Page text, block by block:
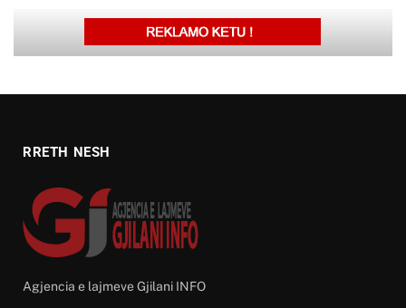
RRETH NESH
Agjencia e lajmeve Gjilani INFO